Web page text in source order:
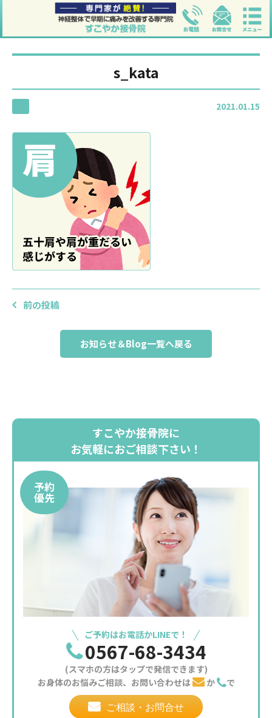
s_kata
2021.01.15
前の投稿
お知らせ＆Blog一覧へ戻る
すこやか接骨院に
お気軽におご相談下さい！
予約
優先
ご予約はお電話かLINEで！
0567-68-3434
(スマホの方はタップで発信できます)
お身体のお悩みご相談、お問い合わせは
か で
ご相談・お問合せ